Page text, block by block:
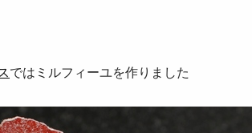
ではミルフィーユを作りました